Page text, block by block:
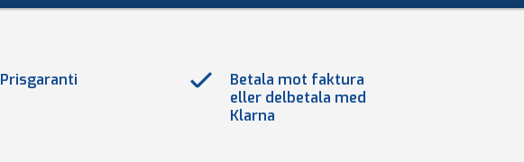
Prisgaranti
Betala mot faktura
eller delbetala med
Klarna